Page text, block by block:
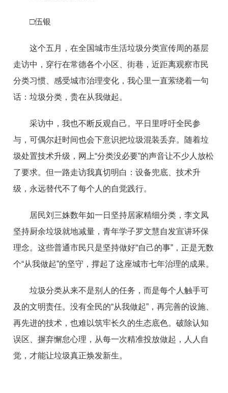
□伍银
这个五月，在全国城市生活垃圾分类宣传周的基层
走访中，穿行在常德各个小区、街巷，近距离观察市民
分类习惯、感受城市治理变化，我心里一直萦绕着一句
话：垃圾分类，贵在从我做起。
采访中，我也不断反观自己。平日里呼吁全民参
与，可偶尔赶时间也会下意识把垃圾混装丢弃。随着垃
圾处置技术升级，网上“分类没必要”的声音让不少人放松
了要求。但一路走访我真切明白：设备兜底、技术升
级，永远替代不了每个人的自觉践行。
居民刘三姝数年如一日坚持居家精细分类，李文凤
坚持厨余垃圾就地减量，青年学子罗文慧自发宣讲环保
理念。这些普通市民只是坚持做好“自己的事”，正是无数
个“从我做起”的坚守，撑起了这座城市七年治理的成果。
垃圾分类从来不是别人的任务，而是每个人触手可
及的文明责任。没有全民的“从我做起”，再完善的设施、
再先进的技术，也难以筑牢长久的生态底色。破除认知
误区、摒弃懈怠心理，从每一次精准投放做起，人人自
觉，才能让垃圾真正焕发新生。